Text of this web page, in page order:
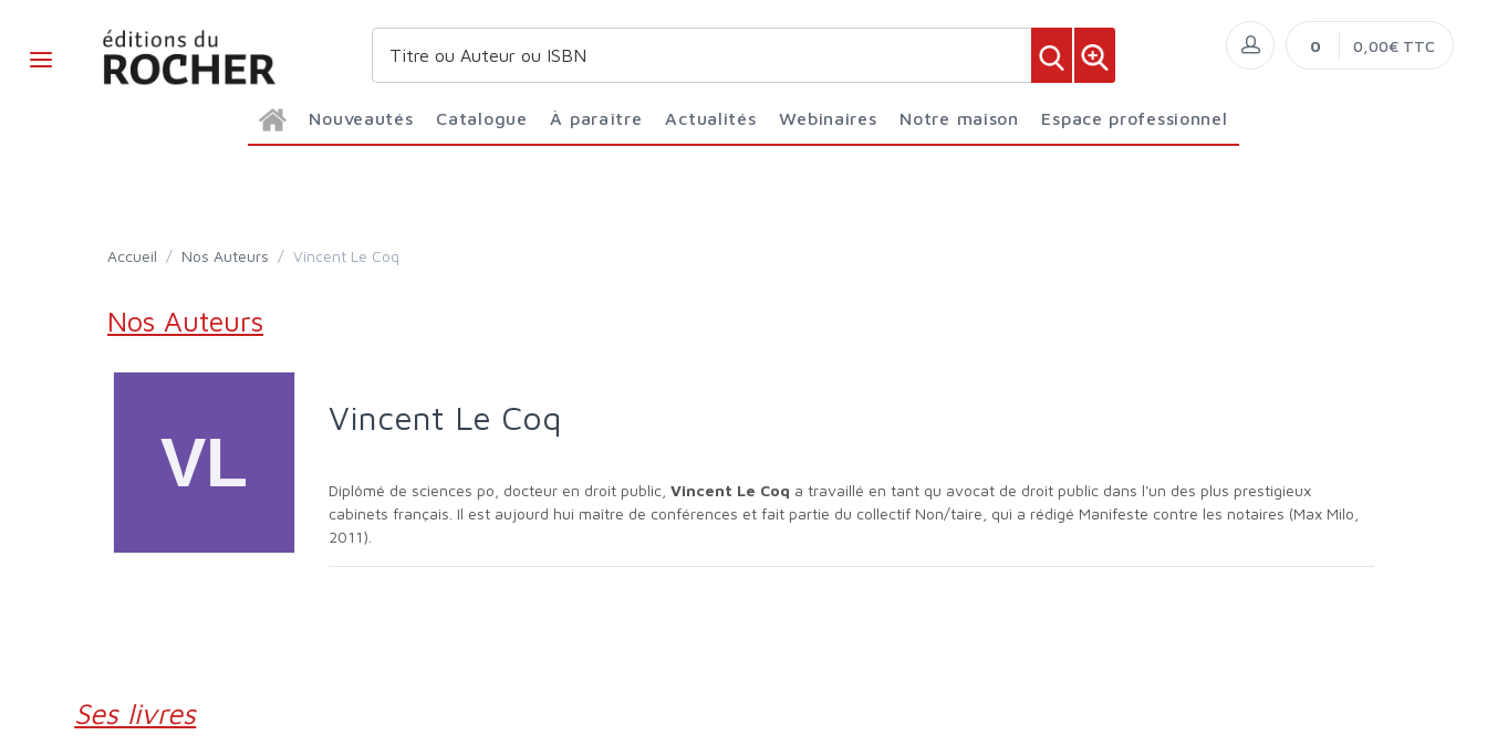
Nouveautés Catalogue À paraître Actualités Webinaires Notre maison Espace professionnel
0 0,00€ TTC
Accueil / Nos Auteurs / Vincent Le Coq
Nos Auteurs
Vincent Le Coq
Diplômé de sciences po, docteur en droit public, Vincent Le Coq a travaillé en tant qu avocat de droit public dans l'un des plus prestigieux
cabinets français. Il est aujourd hui maître de conférences et fait partie du collectif Non/taire, qui a rédigé Manifeste contre les notaires (Max Milo,
2011).
Ses livres